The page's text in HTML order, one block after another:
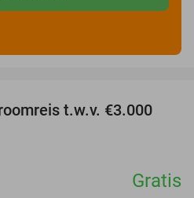
t.w.v. €3.000
Gratis